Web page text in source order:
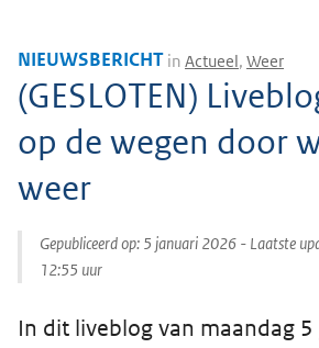
NIEUWSBERICHT in Actueel, Weer
(GESLOTEN)
op de wegen door
weer
Gepubliceerd op: 5 januari 2026 - Laatste
12:55 uur
In dit liveblog van maandag